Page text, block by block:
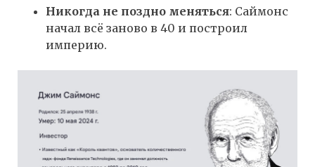
Никогда не поздно меняться: Саймонс
начал всё заново в 40 и построил
империю.